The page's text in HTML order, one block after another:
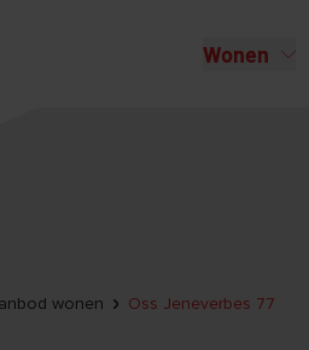
Wonen
wonen Oss Jeneverbes 77